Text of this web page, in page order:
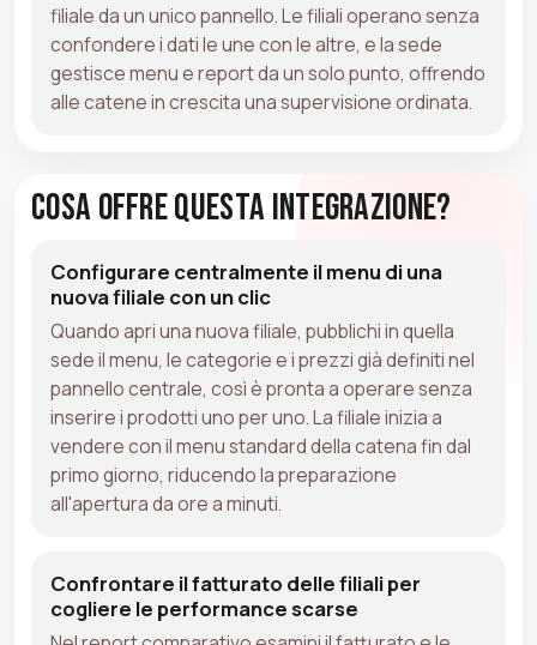
filiale da un unico pannello. Le filiali operano senza
confondere i dati le une con le altre, e la sede
gestisce menu e report da un solo punto, offrendo
alle catene in crescita una supervisione ordinata.
Cosa Offre Questa Integrazione?
Configurare centralmente il menu di una
nuova filiale con un clic
Quando apri una nuova filiale, pubblichi in quella
sede il menu, le categorie e i prezzi già definiti nel
pannello centrale, così è pronta a operare senza
inserire i prodotti uno per uno. La filiale inizia a
vendere con il menu standard della catena fin dal
primo giorno, riducendo la preparazione
all'apertura da ore a minuti.
Confrontare il fatturato delle filiali per
cogliere le performance scarse